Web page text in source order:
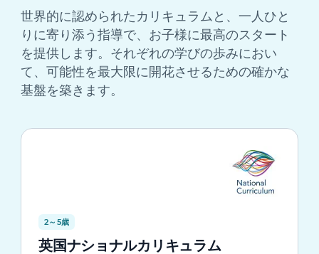
中学校（前期課程）
高等学校（後期課程）
世界的に認められたカリキュラムと、一人ひと
りに寄り添う指導で、お子様に最高のスタート
を提供します。それぞれの学びの歩みにおい
て、可能性を最大限に開花させるための確かな
基盤を築きます。
2～5歳
英国ナショナルカリキュラム